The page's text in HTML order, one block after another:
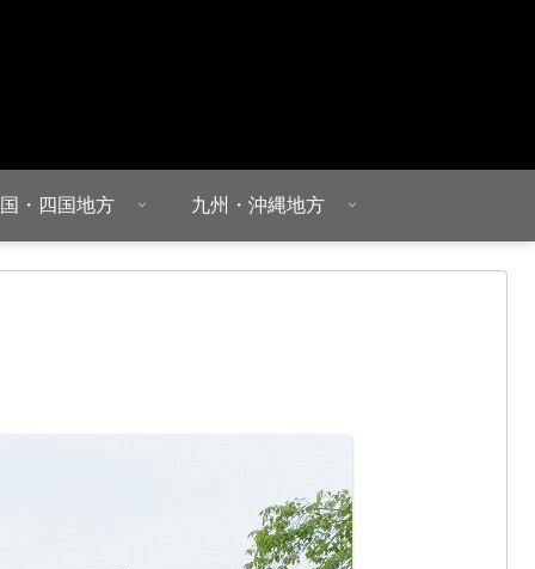
・四国地方 九州・沖縄地方